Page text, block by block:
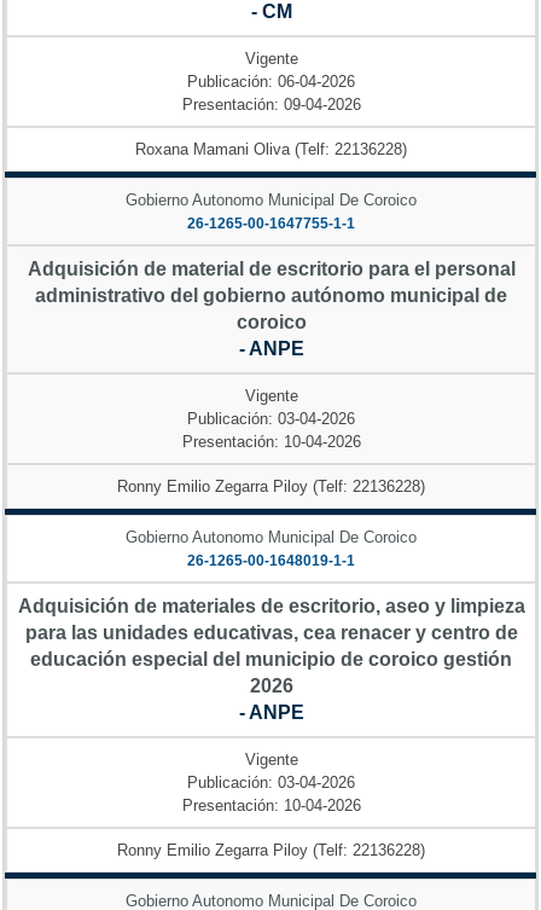
- CM
Vigente
Publicación: 06-04-2026
Presentación: 09-04-2026
Roxana Mamani Oliva (Telf: 22136228)
Gobierno Autonomo Municipal De Coroico
26-1265-00-1647755-1-1
Adquisición de material de escritorio para el personal
administrativo del gobierno autónomo municipal de
coroico
- ANPE
Vigente
Publicación: 03-04-2026
Presentación: 10-04-2026
Ronny Emilio Zegarra Piloy (Telf: 22136228)
Gobierno Autonomo Municipal De Coroico
26-1265-00-1648019-1-1
Adquisición de materiales de escritorio, aseo y limpieza
para las unidades educativas, cea renacer y centro de
educación especial del municipio de coroico gestión
2026
- ANPE
Vigente
Publicación: 03-04-2026
Presentación: 10-04-2026
Ronny Emilio Zegarra Piloy (Telf: 22136228)
Gobierno Autonomo Municipal De Coroico